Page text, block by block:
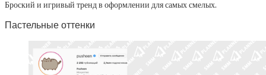
Броский и игривый тренд в оформлении для самых смелых.
Пастельные оттенки